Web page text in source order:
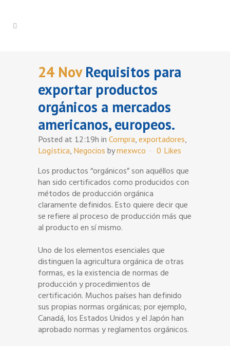
24 NovRequisitos para
exportar productos
orgánicos a mercados
americanos, europeos.
Posted at 12:19h in Compra, exportadores,
Logística, Negocios bymexwco 0 Likes
Los productos “orgánicos” son aquéllos que
han sido certificados como producidos con
métodos de producción orgánica
claramente definidos. Esto quiere decir que
se refiere al proceso de producción más que
al producto en sí mismo.
Uno de los elementos esenciales que
distinguen la agricultura orgánica de otras
formas, es la existencia de normas de
producción y procedimientos de
certificación. Muchos países han definido
sus propias normas orgánicas; por ejemplo,
Canadá, los Estados Unidos y el Japón han
aprobado normas y reglamentos orgánicos.